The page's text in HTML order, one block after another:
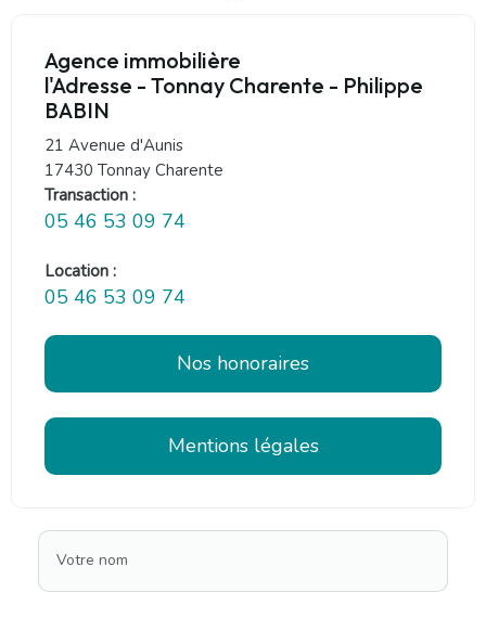
Agence immobilière
l'Adresse - Tonnay Charente - Philippe
BABIN
21 Avenue d'Aunis
17430 Tonnay Charente
Transaction :
05 46 53 09 74
Location :
05 46 53 09 74
Nos honoraires
Mentions légales
Votre nom